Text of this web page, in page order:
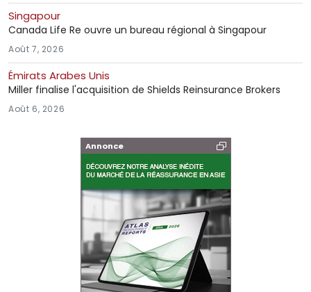
Singapour
Canada Life Re ouvre un bureau régional à Singapour
Août 7, 2026
Émirats Arabes Unis
Miller finalise l'acquisition de Shields Reinsurance Brokers
Août 6, 2026
Annonce